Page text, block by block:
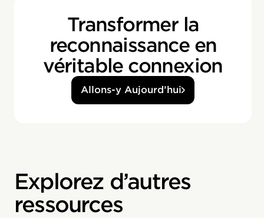
Transformer la
reconnaissance en
véritable connexion
Allons-y Aujourd’hui
Explorez d’autres
ressources